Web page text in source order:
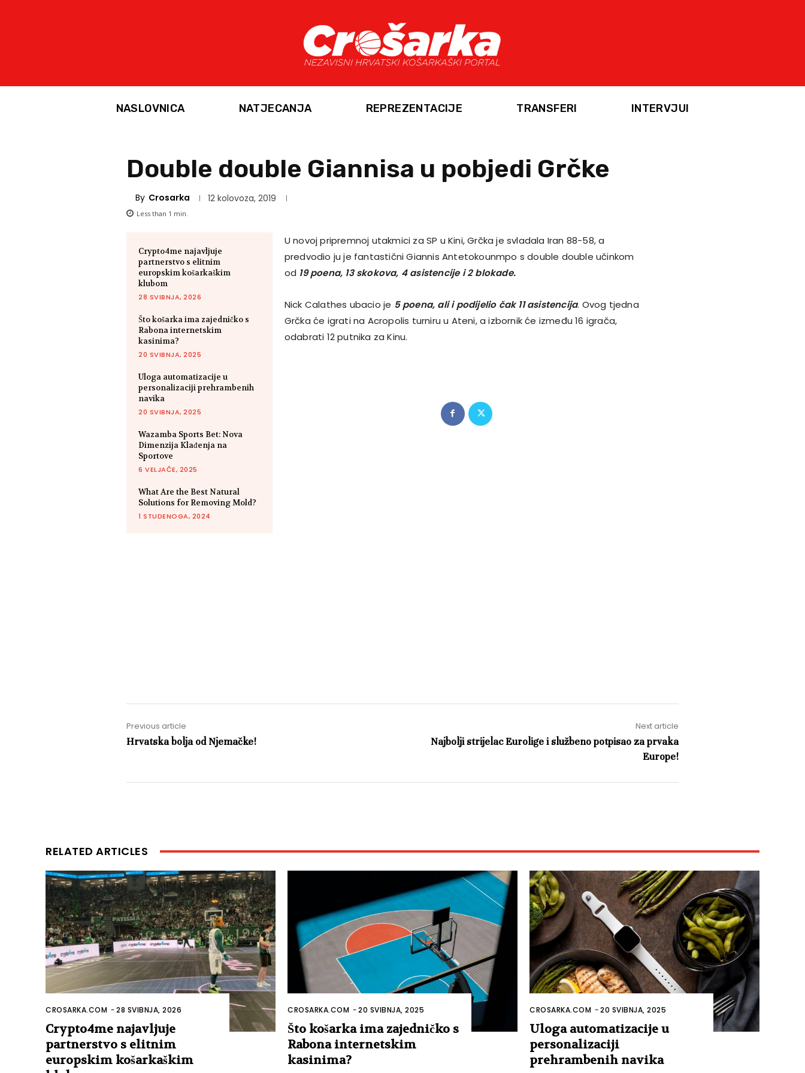
NASLOVNICA NATJECANJA REPREZENTACIJE TRANSFERI INTERVJUI
Double double Giannisa u pobjedi Grčke
By Crosarka 12 kolovoza, 2019
Less than 1 min.
Crypto4me najavljuje
partnerstvo s elitnim
europskim košarkaškim
klubom
28 SVIBNJA, 2026
Što košarka ima zajedničko s
Rabona internetskim
kasinima?
20 SVIBNJA, 2025
Uloga automatizacije u
personalizaciji prehrambenih
navika
20 SVIBNJA, 2025
Wazamba Sports Bet: Nova
Dimenzija Klađenja na
Sportove
6 VELJAČE, 2025
What Are the Best Natural
Solutions for Removing Mold?
1 STUDENOGA, 2024
U novoj pripremnoj utakmici za SP u Kini, Grčka je svladala Iran 88-58, a
predvodio ju je fantastični Giannis Antetokounmpo s double double učinkom
od 19 poena, 13 skokova, 4 asistencije i 2 blokade.
Nick Calathes ubacio je 5 poena, ali i podijelio čak 11 asistencija. Ovog tjedna
Grčka će igrati na Acropolis turniru u Ateni, a izbornik će između 16 igrača,
odabrati 12 putnika za Kinu.
Previous article
Hrvatska bolja od Njemačke!
Next article
Najbolji strijelac Eurolige i službeno potpisao za prvaka
Europe!
RELATED ARTICLES
CROSARKA.COM -28 SVIBNJA, 2026
Crypto4me najavljuje
partnerstvo s elitnim
europskim košarkaškim
CROSARKA.COM -20 SVIBNJA, 2025
Što košarka ima zajedničko s
Rabona internetskim
kasinima?
CROSARKA.COM -20 SVIBNJA, 2025
Uloga automatizacije u
personalizaciji
prehrambenih navika